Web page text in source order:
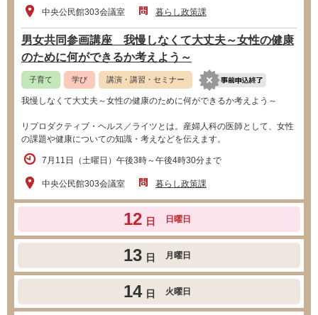
中央公民館303会議室 暮らし政策課
男女共同参画講座 我慢しなくて大丈夫～女性の健康
のために何ができるか考えよう～
子育て 学び 講演・講習・セミナー
我慢しなくて大丈夫～女性の健康のために何ができるか考えよう～
リプロダクティブ・ヘルス／ライツとは。産婦人科の医師として、女性
の課題や健康についての知識・考えなどを伝えます。
7月11日（土曜日）午後3時～午後4時30分まで
中央公民館303会議室 暮らし政策課
12 日 日曜日
13 日 月曜日
14 日 火曜日